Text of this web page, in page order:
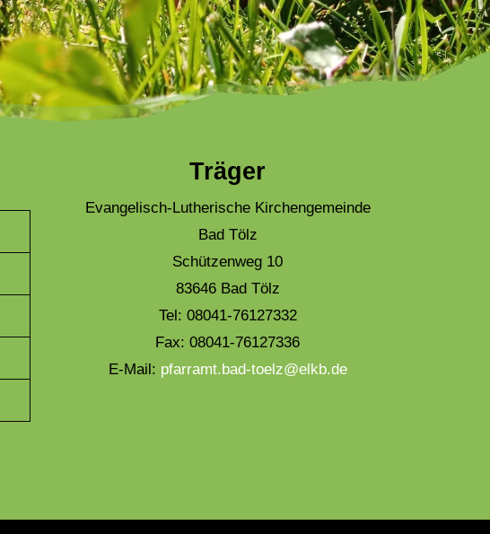
Träger
Evangelisch-Lutherische Kirchengemeinde
Bad Tölz
Schützenweg 10
83646 Bad Tölz
Tel: 08041-76127332
Fax: 08041-76127336
E-Mail: pfarramt.bad-toelz@elkb.de